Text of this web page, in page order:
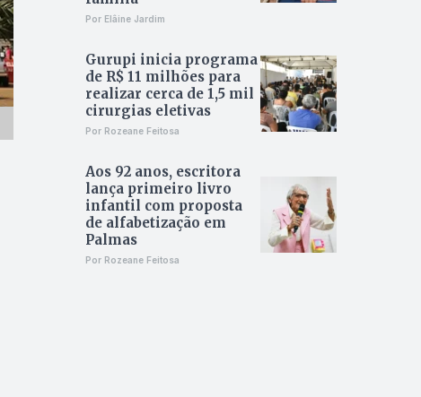
Por Elâine Jardim
Gurupi inicia programa
de R$ 11 milhões para
realizar cerca de 1,5 mil
cirurgias eletivas
Por Rozeane Feitosa
Aos 92 anos, escritora
lança primeiro livro
infantil com proposta
de alfabetização em
Palmas
Por Rozeane Feitosa